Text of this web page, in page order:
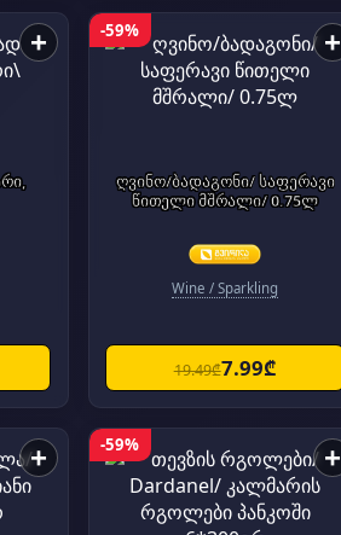
+ -59% +
ღვინო/ბადაგონი/ საფერავი
წითელი მშრალი/ 0.75ლ
Wine / Sparkling
19.49₾7.99₾
+ -59% +